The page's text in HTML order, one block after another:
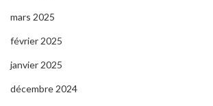
mars 2025
février 2025
janvier 2025
décembre 2024